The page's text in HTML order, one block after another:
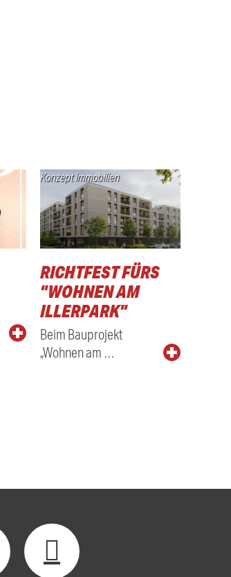
Konzept Immobilien
RICHTFEST FÜRS
"WOHNEN AM
ILLERPARK"
Beim Bauprojekt
„Wohnen am …